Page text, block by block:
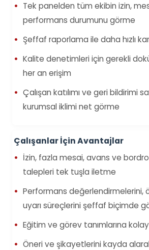
Tek panelden tüm ekibin izin,
performans durumunu görme
Şeffaf raporlama ile daha hızlı
Kalite denetimleri için gerekli
her an erişim
Çalışan katılımı ve geri bildirimi
kurumsal iklimi net görme
Çalışanlar İçin Avantajlar
İzin, fazla mesai, avans ve
talepleri tek tuşla iletme
Performans değerlendirmelerini,
uyarı süreçlerini şeffaf biçimde
Eğitim ve görev tanımlarına
Öneri ve şikayetlerini kayda